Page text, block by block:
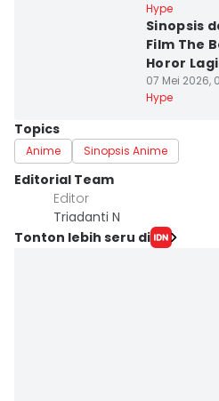
Hype
Sinopsis
Film The
Horor Lagi
07 Mei 2026,
Hype
Topics
Anime Sinopsis Anime
Editorial Team
Editor
Triadanti N
Tonton lebih seru di